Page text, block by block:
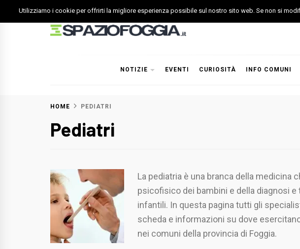
to
NOTIZIE EVENTI CURIOSITÀ INFO COMUNI
HOME PEDIATRI
Pediatri
La pediatria è una branca della medicina
psicofisico dei bambini e della diagnosi e
infantili. In questa pagina tutti gli
scheda e informazioni su dove
nei comuni della provincia di Foggia.
Utilizziamo i cookie per offrirti la migliore esperienza possibile sul nostro sito web. Se non si